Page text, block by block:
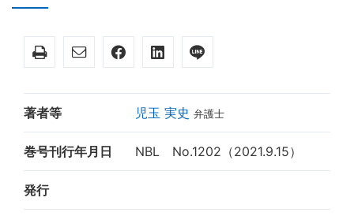
著者等 児玉 実史 弁護士
巻号刊行年月日 NBL No.1202（2021.9.15）
発行